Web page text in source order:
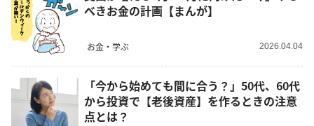
べきお金の計画【まんが】
お金・学ぶ 2026.04.04
「今から始めても間に合う？」50代、60代
から投資で【老後資産】を作るときの注意
点とは？